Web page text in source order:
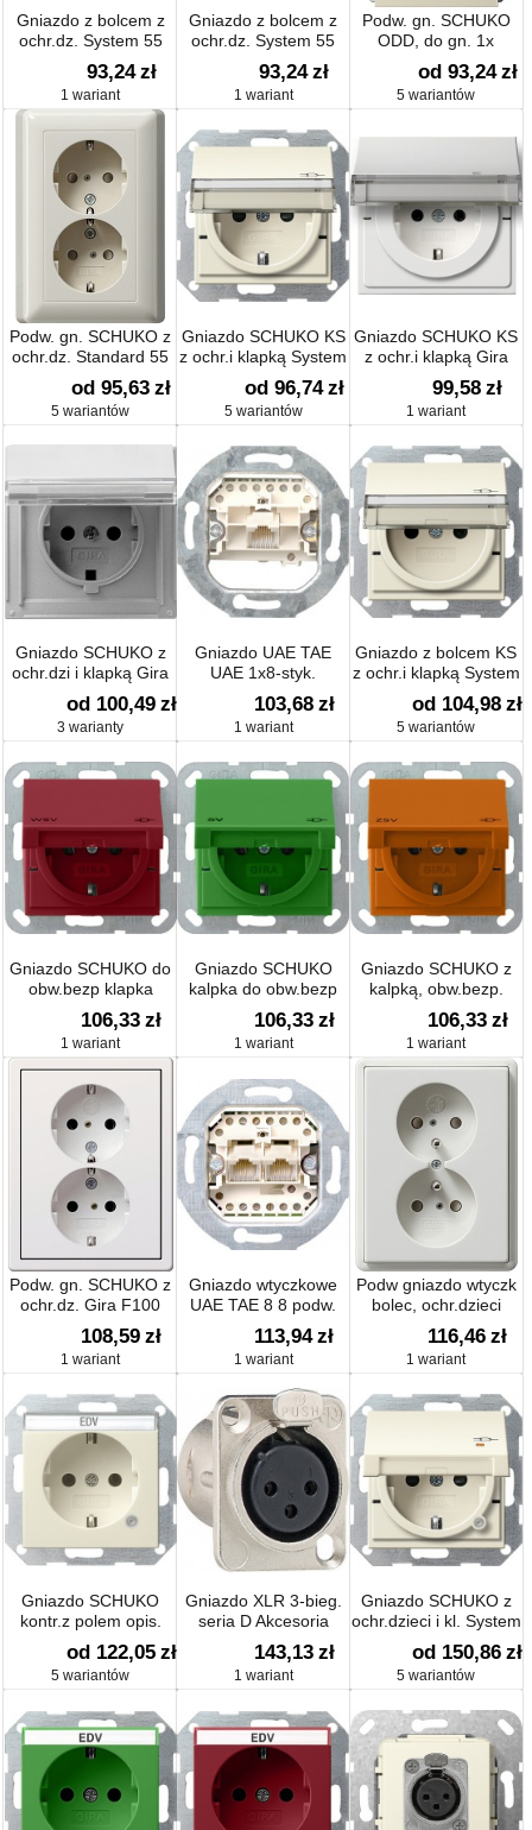
Gniazdo z bolcem z
ochr.dz. System 55
czerwony
93,24 zł
1 wariant
Gniazdo z bolcem z
ochr.dz. System 55
pomarańczowa
93,24 zł
1 wariant
Podw. gn. SCHUKO
ODD, do gn. 1x
System 55
od 93,24 zł
5 wariantów
Podw. gn. SCHUKO z
ochr.dz. Standard 55
od 95,63 zł
5 wariantów
Gniazdo SCHUKO KS
z ochr.i klapką System
55
od 96,74 zł
5 wariantów
Gniazdo SCHUKO KS
z ochr.i klapką Gira
F100 biały
99,58 zł
1 wariant
Gniazdo SCHUKO z
ochr.dzi i klapką Gira
TX_44 (IP 44)
od 100,49 zł
3 warianty
Gniazdo UAE TAE
UAE 1x8-styk.
Urządzenie podtynk.
103,68 zł
1 wariant
Gniazdo z bolcem KS
z ochr.i klapką System
55
od 104,98 zł
5 wariantów
Gniazdo SCHUKO do
obw.bezp klapka
System 55 czerwony
106,33 zł
1 wariant
Gniazdo SCHUKO
kalpka do obw.bezp
System 55 zielony
106,33 zł
1 wariant
Gniazdo SCHUKO z
kalpką, obw.bezp.
System 55
pomarańczowa
106,33 zł
1 wariant
Podw. gn. SCHUKO z
ochr.dz. Gira F100
108,59 zł
1 wariant
Gniazdo wtyczkowe
UAE TAE 8 8 podw.
Urządzenie podtynk.
113,94 zł
1 wariant
Podw gniazdo wtyczk
bolec, ochr.dzieci
Standard 55 biały
116,46 zł
1 wariant
Gniazdo SCHUKO
kontr.z polem opis.
System 55
od 122,05 zł
5 wariantów
Gniazdo XLR 3-bieg.
seria D Akcesoria
143,13 zł
1 wariant
Gniazdo SCHUKO z
ochr.dzieci i kl. System
55
od 150,86 zł
5 wariantów